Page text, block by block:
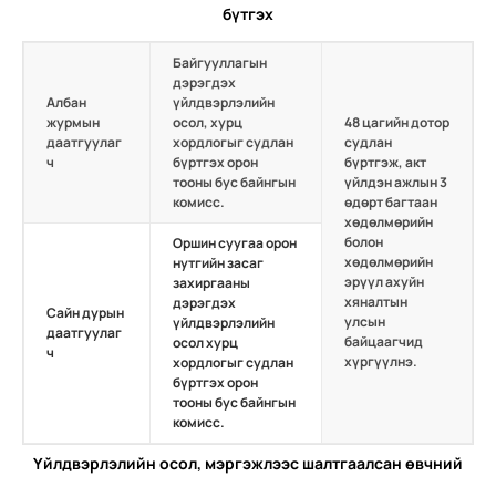
бүтгэх
Албан
журмын
даатгуулаг
ч
Байгууллагын
дэрэгдэх
үйлдвэрлэлийн
осол, хурц
хордлогыг судлан
бүртгэх орон
тооны бус байнгын
комисс.
48 цагийн дотор
судлан
бүртгэж, акт
үйлдэн ажлын 3
өдөрт багтаан
хөдөлмөрийн
болон
хөдөлмөрийн
эрүүл ахуйн
хяналтын
улсын
байцаагчид
хүргүүлнэ.
Сайн дурын
даатгуулаг
ч
Оршин суугаа орон
нутгийн засаг
захиргааны
дэрэгдэх
үйлдвэрлэлийн
осол хурц
хордлогыг судлан
бүртгэх орон
тооны бус байнгын
комисс.
Үйлдвэрлэлийн осол, мэргэжлээс шалтгаалсан өвчний